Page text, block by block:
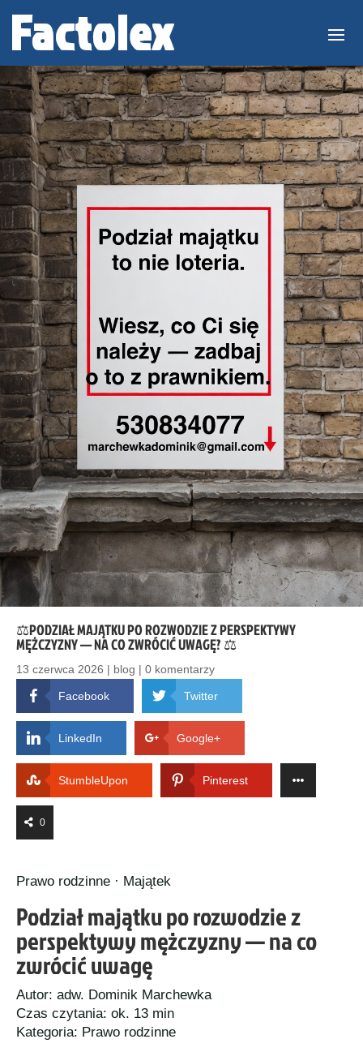
⚖️PODZIAŁ MAJĄTKU PO ROZWODZIE Z PERSPEKTYWY
MĘŻCZYZNY — NA CO ZWRÓCIĆ UWAGĘ? ⚖️
13 czerwca 2026 | blog | 0 komentarzy
Facebook Twitter
LinkedIn Google+
StumbleUpon Pinterest
0
Prawo rodzinne · Majątek
Podział majątku po rozwodzie z
perspektywy mężczyzny — na co
zwrócić uwagę
Autor: adw. Dominik Marchewka
Czas czytania: ok. 13 min
Kategoria: Prawo rodzinne